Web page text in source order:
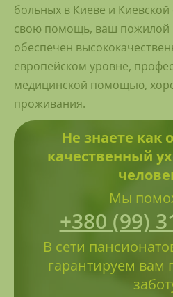
больных в Киеве и
свою помощь, ваш пожилой
обеспечен
европейском уровне,
медицинской помощью,
проживания.
Не знаете как
качественный
Мы
+380 (99)
В сети
гарантируем